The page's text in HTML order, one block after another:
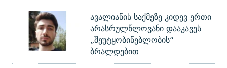
ავალიანის საქმეზე კიდევ ერთი
არასრულწლოვანი დააკავეს -
„შეუტყობინებლობის“
ბრალდებით